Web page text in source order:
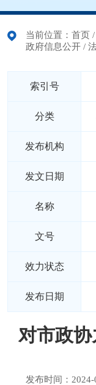
当前位置： 首页 /
政府信息公开 /
索引号
分类
发布机构
发文日期
名称
文号
效力状态
发布日期
对市政
发布时间：2024-